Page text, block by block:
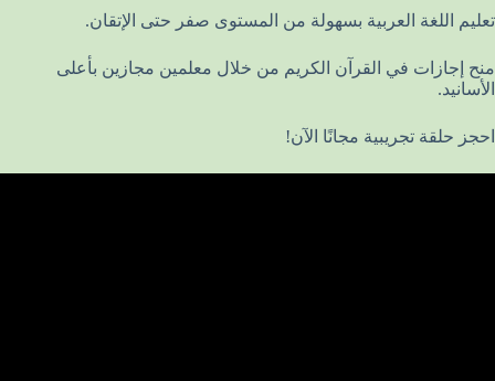
تعليم اللغة العربية بسهولة من المستوى صفر حتى الإتقان.
منح إجازات في القرآن الكريم من خلال معلمين مجازين بأعلى
الأسانيد.
احجز حلقة تجريبية مجانًا الآن!